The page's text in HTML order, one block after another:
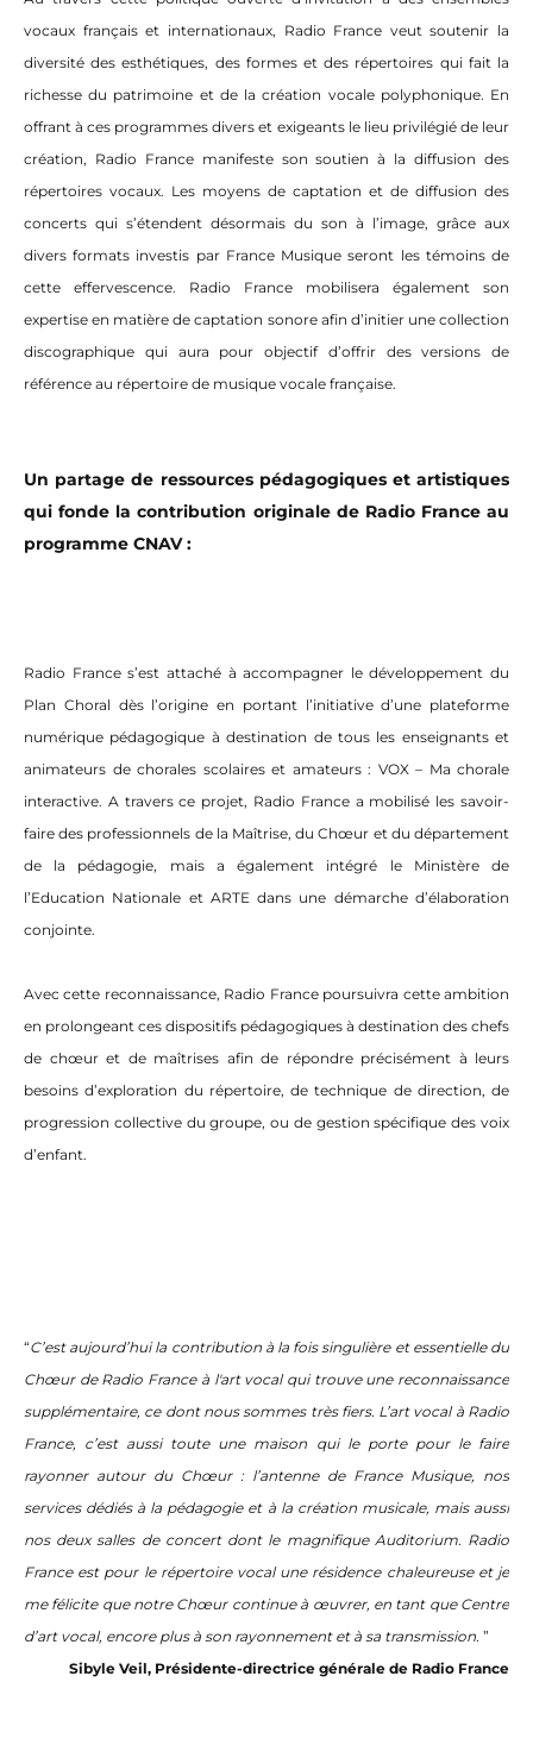
vocaux français et internationaux, Radio France veut soutenir la
diversité des esthétiques, des formes et des répertoires qui fait la
richesse du patrimoine et de la création vocale polyphonique. En
offrant à ces programmes divers et exigeants le lieu privilégié de leur
création, Radio France manifeste son soutien à la diffusion des
répertoires vocaux. Les moyens de captation et de diffusion des
concerts qui s’étendent désormais du son à l’image, grâce aux
divers formats investis par France Musique seront les témoins de
cette effervescence. Radio France mobilisera également son
expertise en matière de captation sonore afin d’initier une collection
discographique qui aura pour objectif d’offrir des versions de
référence au répertoire de musique vocale française.
Un partage de ressources pédagogiques et artistiques
qui fonde la contribution originale de Radio France au
programme CNAV :
Radio France s’est attaché à accompagner le développement du
Plan Choral dès l’origine en portant l’initiative d’une plateforme
numérique pédagogique à destination de tous les enseignants et
animateurs de chorales scolaires et amateurs : VOX – Ma chorale
interactive. A travers ce projet, Radio France a mobilisé les savoir-
faire des professionnels de la Maîtrise, du Chœur et du département
de la pédagogie, mais a également intégré le Ministère de
l’Education Nationale et ARTE dans une démarche d’élaboration
conjointe.
Avec cette reconnaissance, Radio France poursuivra cette ambition
en prolongeant ces dispositifs pédagogiques à destination des chefs
de chœur et de maîtrises afin de répondre précisément à leurs
besoins d’exploration du répertoire, de technique de direction, de
progression collective du groupe, ou de gestion spécifique des voix
d’enfant.
“C’est aujourd’hui la contribution à la fois singulière et essentielle du
Chœur de Radio France à l'art vocal qui trouve une reconnaissance
supplémentaire, ce dont nous sommes très fiers. L’art vocal à Radio
France, c’est aussi toute une maison qui le porte pour le faire
rayonner autour du Chœur : l’antenne de France Musique, nos
services dédiés à la pédagogie et à la création musicale, mais aussi
nos deux salles de concert dont le magnifique Auditorium. Radio
France est pour le répertoire vocal une résidence chaleureuse et je
me félicite que notre Chœur continue à œuvrer, en tant que Centre
d’art vocal, encore plus à son rayonnement et à sa transmission. ”
Sibyle Veil, Présidente-directrice générale de Radio France